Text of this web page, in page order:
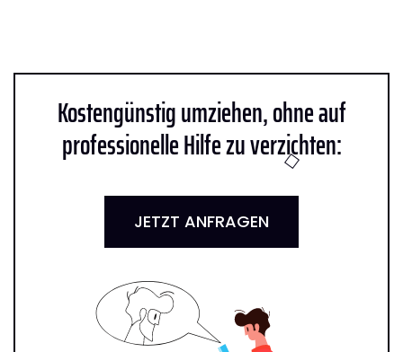
Kostengünstig umziehen, ohne auf
professionelle Hilfe zu verzichten:
JETZT ANFRAGEN